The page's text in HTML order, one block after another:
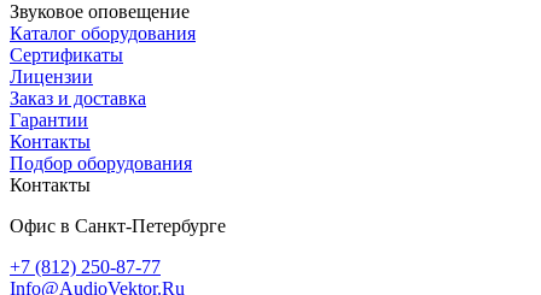
Звуковое оповещение
Каталог оборудования
Сертификаты
Лицензии
Заказ и доставка
Гарантии
Контакты
Подбор оборудования
Контакты
Офис в Санкт-Петербурге
+7 (812) 250-87-77
Info@AudioVektor.Ru